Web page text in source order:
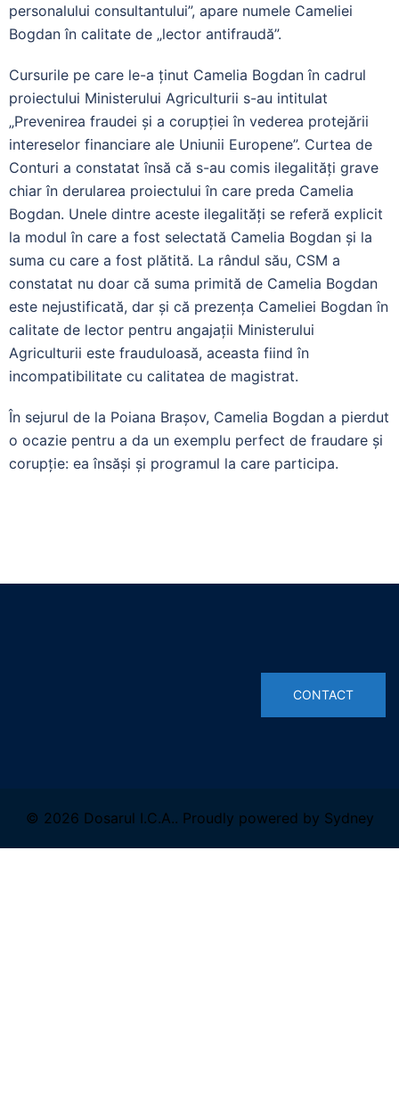
personalului consultantului”, apare numele Cameliei
Bogdan în calitate de „lector antifraudă”.
Cursurile pe care le-a ținut Camelia Bogdan în cadrul
proiectului Ministerului Agriculturii s-au intitulat
„Prevenirea fraudei și a corupției în vederea protejării
intereselor financiare ale Uniunii Europene”. Curtea de
Conturi a constatat însă că s-au comis ilegalități grave
chiar în derularea proiectului în care preda Camelia
Bogdan. Unele dintre aceste ilegalități se referă explicit
la modul în care a fost selectată Camelia Bogdan și la
suma cu care a fost plătită. La rândul său, CSM a
constatat nu doar că suma primită de Camelia Bogdan
este nejustificată, dar și că prezența Cameliei Bogdan în
calitate de lector pentru angajații Ministerului
Agriculturii este frauduloasă, aceasta fiind în
incompatibilitate cu calitatea de magistrat.
În sejurul de la Poiana Brașov, Camelia Bogdan a pierdut
o ocazie pentru a da un exemplu perfect de fraudare și
corupție: ea însăși și programul la care participa.
© 2026 Dosarul I.C.A.. Proudly powered by Sydney